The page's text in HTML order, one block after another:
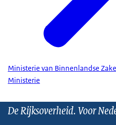
Ministerie van Binnenlandse
Ministerie
De Rijksoverheid. Voor